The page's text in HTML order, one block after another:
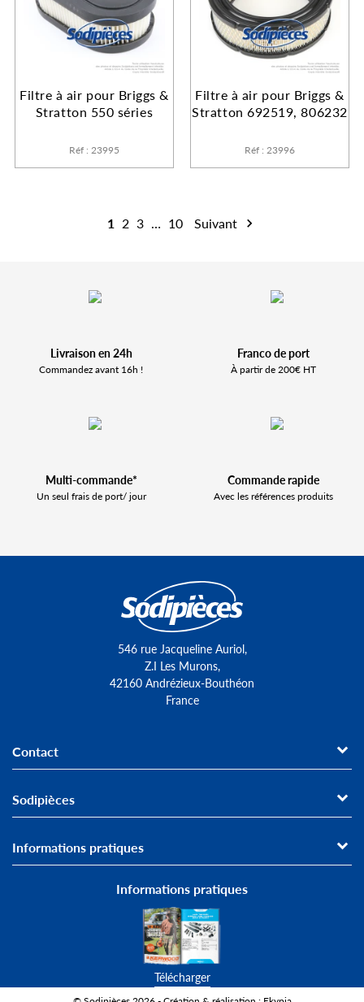
Filtre à air pour Briggs &
Stratton 550 séries
Réf : 23995
Filtre à air pour Briggs &
Stratton 692519, 806232
Réf : 23996
1 2 3 … 10 Suivant 
Livraison en 24h
Commandez avant 16h !
Franco de port
À partir de 200€ HT
Multi-commande*
Un seul frais de port/ jour
Commande rapide
Avec les références produits
546 rue Jacqueline Auriol,
Z.I Les Murons,
42160 Andrézieux-Bouthéon
France
Contact
Sodipièces
Informations pratiques
Informations pratiques
Télécharger